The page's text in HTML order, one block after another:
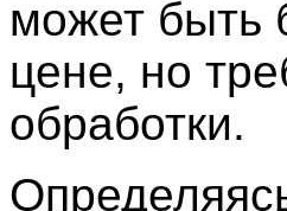
может быть
цене, но
обработки.